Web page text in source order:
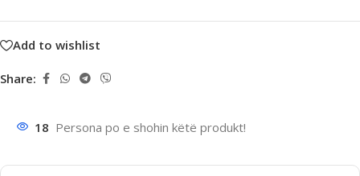
Add to wishlist
Share:
18 Persona po e shohin këtë produkt!